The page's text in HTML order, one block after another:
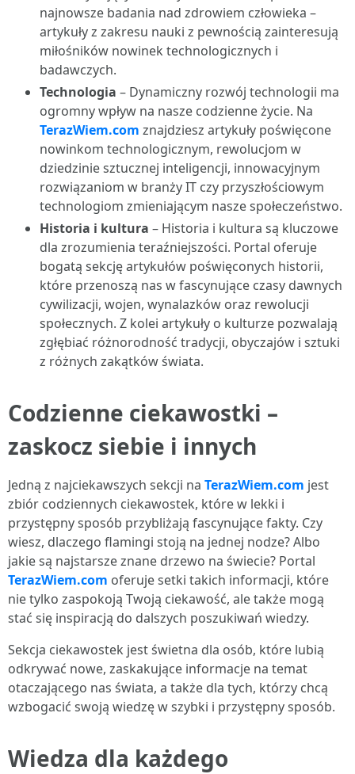
najnowsze badania nad zdrowiem człowieka –
artykuły z zakresu nauki z pewnością zainteresują
miłośników nowinek technologicznych i
badawczych.
Technologia – Dynamiczny rozwój technologii ma
ogromny wpływ na nasze codzienne życie. Na
TerazWiem.com znajdziesz artykuły poświęcone
nowinkom technologicznym, rewolucjom w
dziedzinie sztucznej inteligencji, innowacyjnym
rozwiązaniom w branży IT czy przyszłościowym
technologiom zmieniającym nasze społeczeństwo.
Historia i kultura – Historia i kultura są kluczowe
dla zrozumienia teraźniejszości. Portal oferuje
bogatą sekcję artykułów poświęconych historii,
które przenoszą nas w fascynujące czasy dawnych
cywilizacji, wojen, wynalazków oraz rewolucji
społecznych. Z kolei artykuły o kulturze pozwalają
zgłębiać różnorodność tradycji, obyczajów i sztuki
z różnych zakątków świata.
Codzienne ciekawostki –
zaskocz siebie i innych
Jedną z najciekawszych sekcji na TerazWiem.com jest
zbiór codziennych ciekawostek, które w lekki i
przystępny sposób przybliżają fascynujące fakty. Czy
wiesz, dlaczego flamingi stoją na jednej nodze? Albo
jakie są najstarsze znane drzewo na świecie? Portal
TerazWiem.com oferuje setki takich informacji, które
nie tylko zaspokoją Twoją ciekawość, ale także mogą
stać się inspiracją do dalszych poszukiwań wiedzy.
Sekcja ciekawostek jest świetna dla osób, które lubią
odkrywać nowe, zaskakujące informacje na temat
otaczającego nas świata, a także dla tych, którzy chcą
wzbogacić swoją wiedzę w szybki i przystępny sposób.
Wiedza dla każdego